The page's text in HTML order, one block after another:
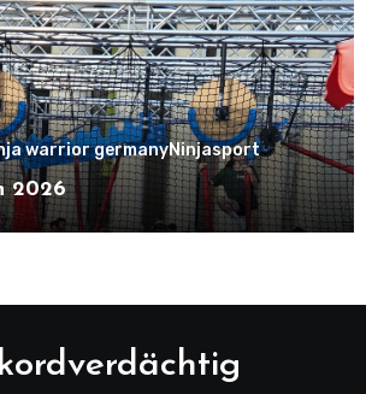
warrior germanyNinjasport
2026